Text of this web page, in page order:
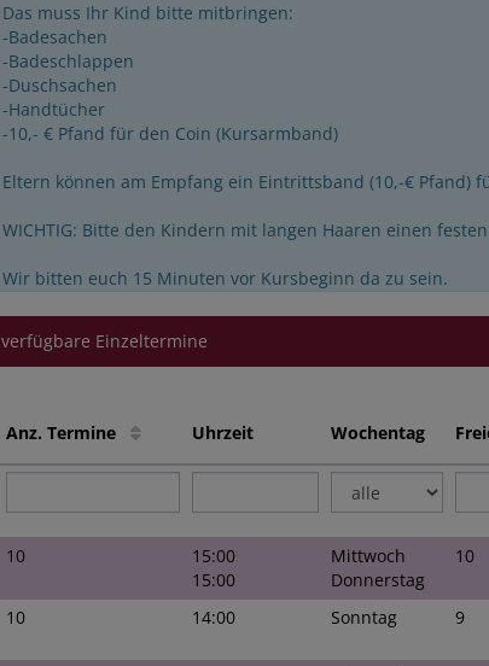
Das muss Ihr Kind bitte mitbringen:
-Badesachen
-Badeschlappen
-Duschsachen
-Handtücher
-10,- € Pfand für den Coin (Kursarmband)
Eltern können am Empfang ein Eintrittsband (10,-€ Pfand)
WICHTIG: Bitte den Kindern mit langen Haaren einen
Wir bitten euch 15 Minuten vor Kursbeginn da zu sein.
verfügbare Einzeltermine
Anz. Termine Uhrzeit Wochentag
10
15:00
15:00
Mittwoch
Donnerstag
10
10 14:00 Sonntag 9